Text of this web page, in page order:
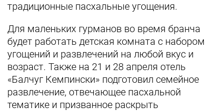
традиционные пасхальные угощения.
Для маленьких гурманов во время бранча
будет работать детская комната с набором
угощений и развлечений на любой вкус и
возраст. Также на 21 и 28 апреля отель
«Балчуг Кемпински» подготовил семейное
развлечение, отвечающее пасхальной
тематике и призванное раскрыть